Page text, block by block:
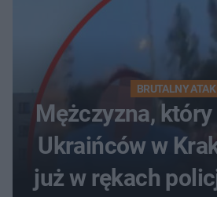
BRUTALNY ATAK
Mężczyzna, który
Ukraińców w
już w rękach